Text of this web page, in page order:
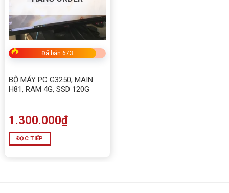
Đã bán 673
BỘ MÁY PC G3250, MAIN
H81, RAM 4G, SSD 120G
1.300.000₫
ĐỌC TIẾP